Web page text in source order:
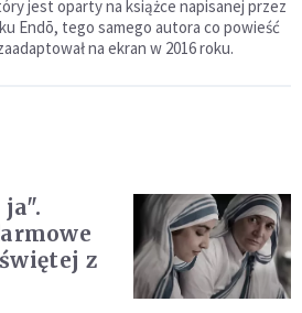
jest oparty na książce napisanej przez
Endō, tego samego autora co powieść
na ekran w 2016 roku.
z